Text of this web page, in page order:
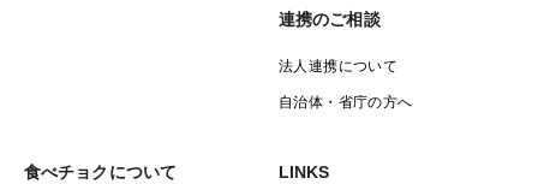
連携のご相談
法人連携について
自治体・省庁の方へ
食べチョクについて LINKS